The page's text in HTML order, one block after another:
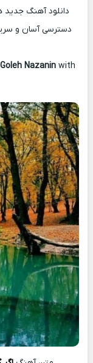
دانلود آهنگ جدید
دسترسی آسان و
Nazanin with